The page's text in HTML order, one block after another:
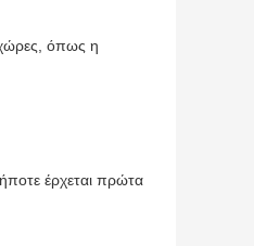
όπως η
έρχεται πρώτα